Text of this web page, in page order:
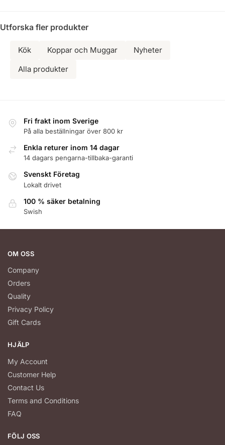
Utforska fler produkter
Kök Koppar och Muggar
Nyheter
Alla produkter
Fri frakt inom Sverige
På alla beställningar över 800 kr
Enkla returer inom 14 dagar
14 dagars pengarna-tillbaka-garanti
Svenskt Företag
Lokalt drivet
100 % säker betalning
Swish
OM OSS
Company
Orders
Quality
Privacy Policy
Gift Cards
HJÄLP
My Account
Customer Help
Contact Us
Terms and Conditions
FAQ
FÖLJ OSS